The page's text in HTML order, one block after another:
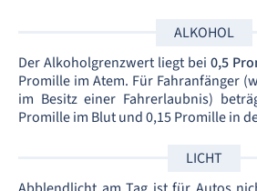
ALKOHOL
Der Alkoholgrenzwert liegt bei 0,5
Promille im Atem. Für Fahranfänger
im Besitz einer Fahrerlaubnis)
Promille im Blut und 0,15 Promille in
LICHT